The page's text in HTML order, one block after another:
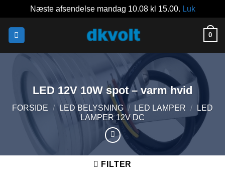
Næste afsendelse mandag 10.08 kl 15.00. Luk
0
LED 12V 10W spot – varm hvid
FORSIDE / LED BELYSNING / LED LAMPER /
LED
LAMPER 12V DC
FILTER